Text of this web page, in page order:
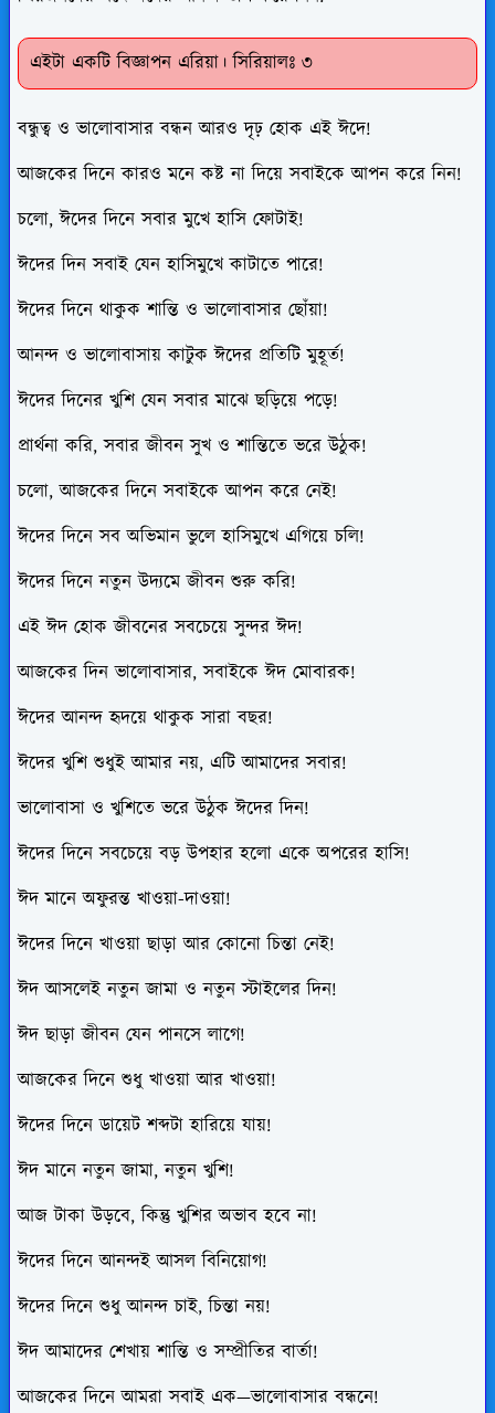
এইটা একটি বিজ্ঞাপন এরিয়া। সিরিয়ালঃ ৩
বন্ধুত্ব ও ভালোবাসার বন্ধন আরও দৃঢ় হোক এই ঈদে!
আজকের দিনে কারও মনে কষ্ট না দিয়ে সবাইকে আপন করে নিন!
চলো, ঈদের দিনে সবার মুখে হাসি ফোটাই!
ঈদের দিন সবাই যেন হাসিমুখে কাটাতে পারে!
ঈদের দিনে থাকুক শান্তি ও ভালোবাসার ছোঁয়া!
আনন্দ ও ভালোবাসায় কাটুক ঈদের প্রতিটি মুহূর্ত!
ঈদের দিনের খুশি যেন সবার মাঝে ছড়িয়ে পড়ে!
প্রার্থনা করি, সবার জীবন সুখ ও শান্তিতে ভরে উঠুক!
চলো, আজকের দিনে সবাইকে আপন করে নেই!
ঈদের দিনে সব অভিমান ভুলে হাসিমুখে এগিয়ে চলি!
ঈদের দিনে নতুন উদ্যমে জীবন শুরু করি!
এই ঈদ হোক জীবনের সবচেয়ে সুন্দর ঈদ!
আজকের দিন ভালোবাসার, সবাইকে ঈদ মোবারক!
ঈদের আনন্দ হৃদয়ে থাকুক সারা বছর!
ঈদের খুশি শুধুই আমার নয়, এটি আমাদের সবার!
ভালোবাসা ও খুশিতে ভরে উঠুক ঈদের দিন!
ঈদের দিনে সবচেয়ে বড় উপহার হলো একে অপরের হাসি!
ঈদ মানে অফুরন্ত খাওয়া-দাওয়া!
ঈদের দিনে খাওয়া ছাড়া আর কোনো চিন্তা নেই!
ঈদ আসলেই নতুন জামা ও নতুন স্টাইলের দিন!
ঈদ ছাড়া জীবন যেন পানসে লাগে!
আজকের দিনে শুধু খাওয়া আর খাওয়া!
ঈদের দিনে ডায়েট শব্দটা হারিয়ে যায়!
ঈদ মানে নতুন জামা, নতুন খুশি!
আজ টাকা উড়বে, কিন্তু খুশির অভাব হবে না!
ঈদের দিনে আনন্দই আসল বিনিয়োগ!
ঈদের দিনে শুধু আনন্দ চাই, চিন্তা নয়!
ঈদ আমাদের শেখায় শান্তি ও সম্প্রীতির বার্তা!
আজকের দিনে আমরা সবাই এক—ভালোবাসার বন্ধনে!